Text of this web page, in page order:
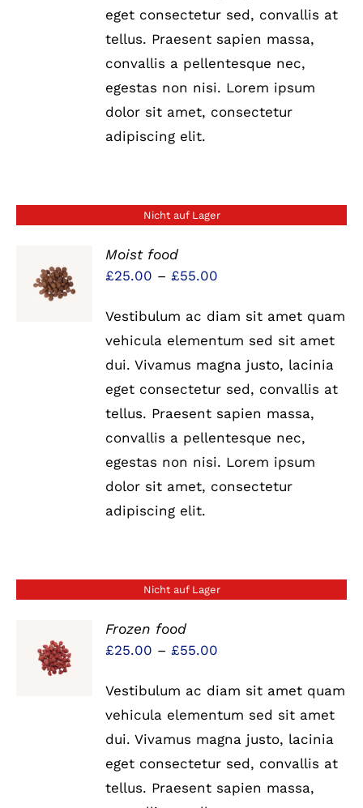
eget consectetur sed, convallis at
tellus. Praesent sapien massa,
convallis a pellentesque nec,
egestas non nisi. Lorem ipsum
dolor sit amet, consectetur
adipiscing elit.
Nicht auf Lager
DETAILS
Moist food
£25.00 –£55.00
bis
£55.00
Vestibulum ac diam sit amet quam
vehicula elementum sed sit amet
dui. Vivamus magna justo, lacinia
eget consectetur sed, convallis at
tellus. Praesent sapien massa,
convallis a pellentesque nec,
egestas non nisi. Lorem ipsum
dolor sit amet, consectetur
adipiscing elit.
Nicht auf Lager
DETAILS
Frozen food
£25.00 –£55.00
bis
£55.00
Vestibulum ac diam sit amet quam
vehicula elementum sed sit amet
dui. Vivamus magna justo, lacinia
eget consectetur sed, convallis at
tellus. Praesent sapien massa,